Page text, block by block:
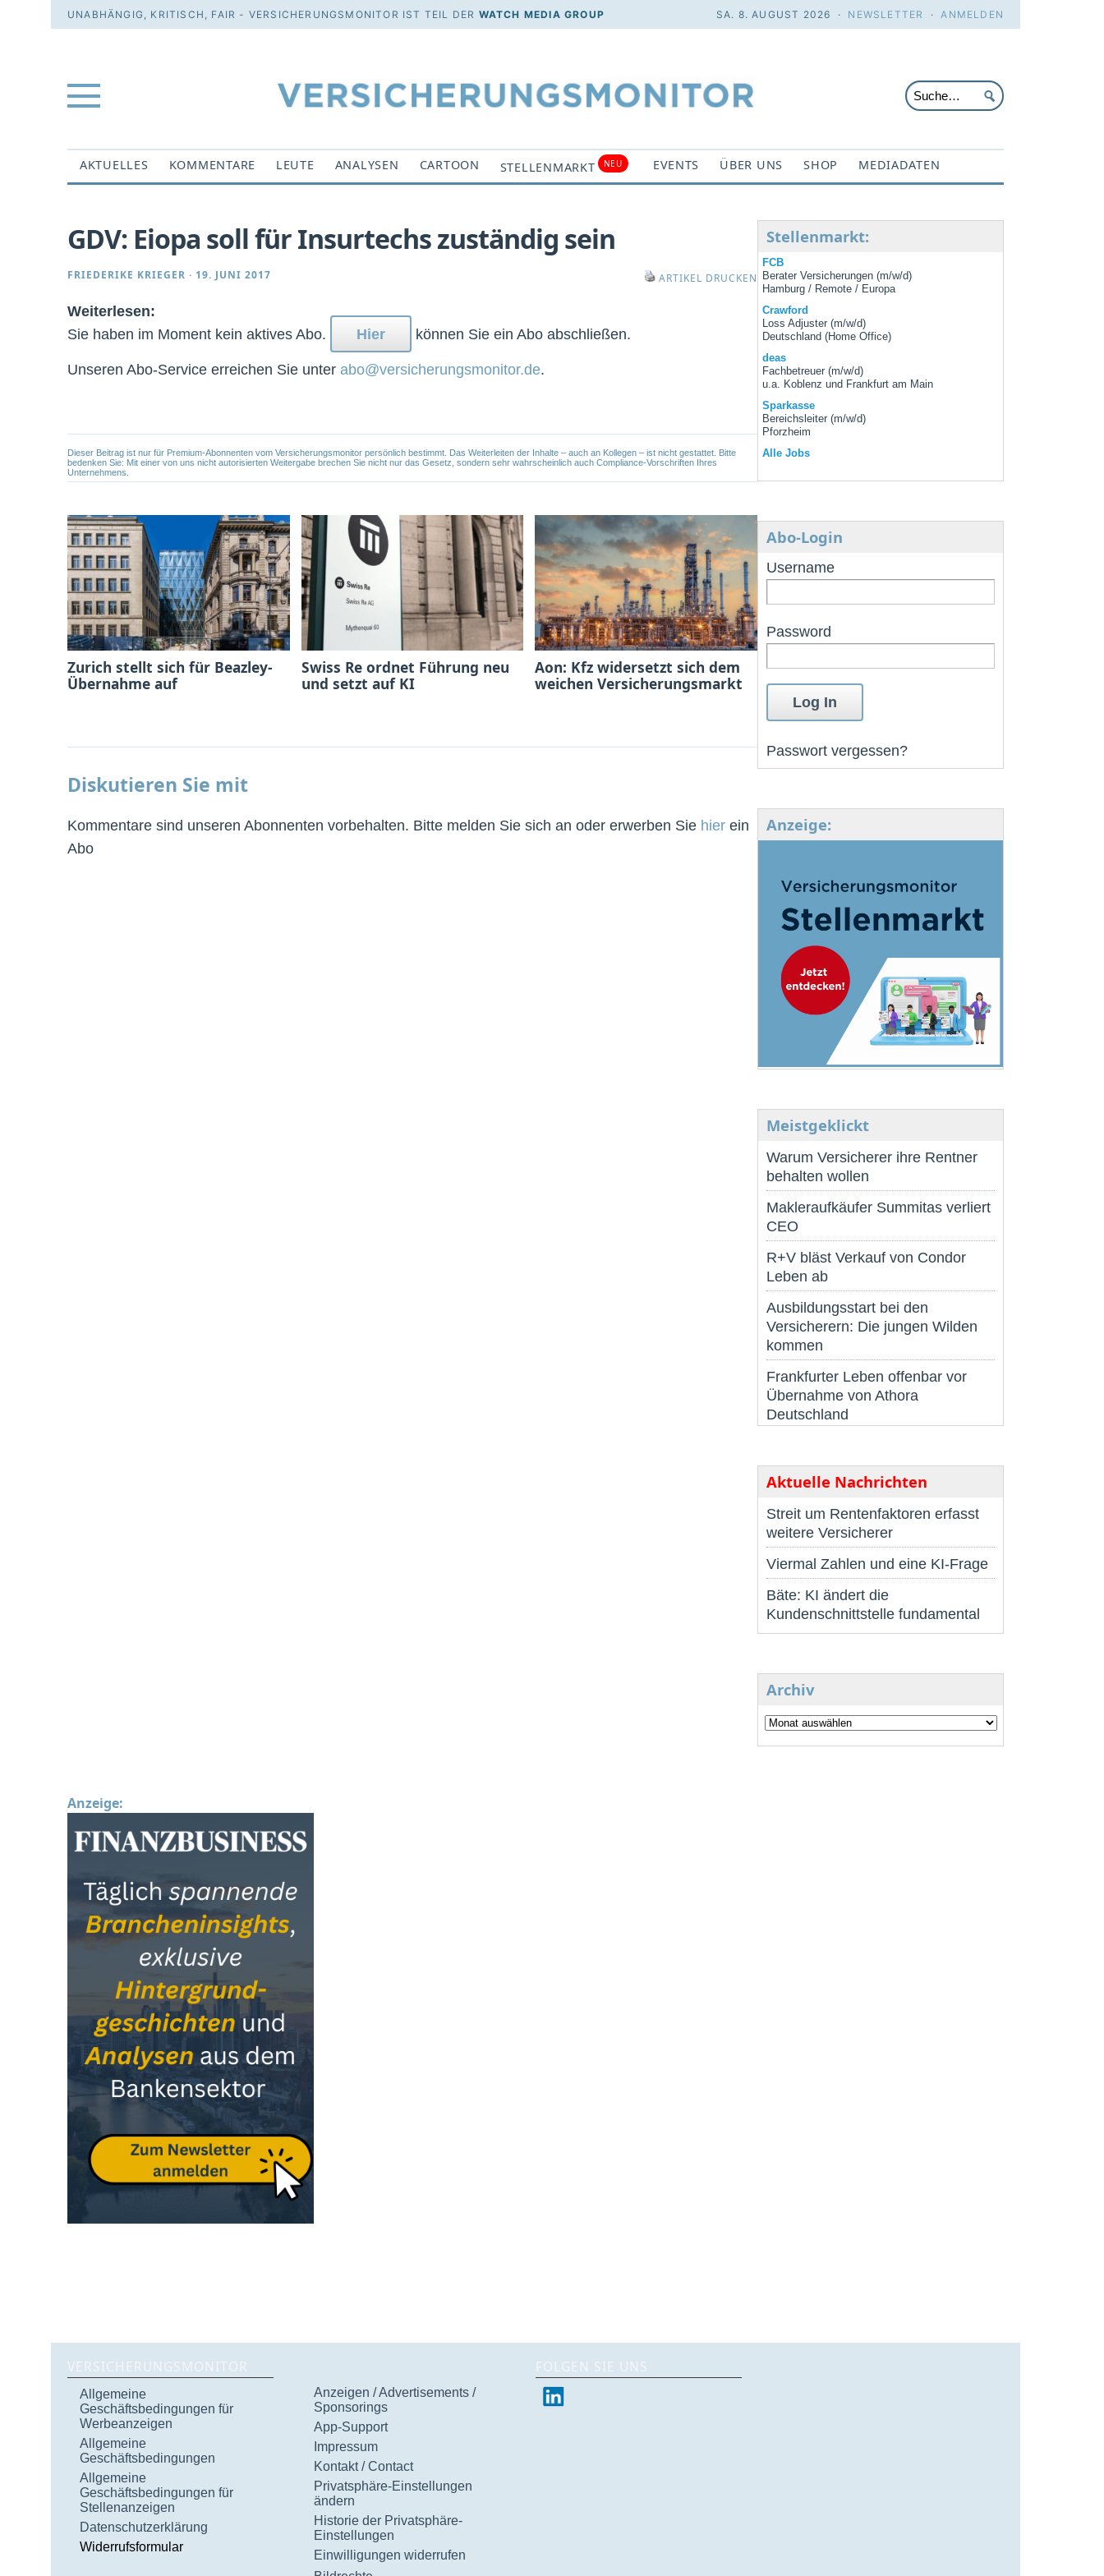
UNABHÄNGIG, KRITISCH, FAIR - VERSICHERUNGSMONITOR IST TEIL DER WATCH MEDIA GROUP SA. 8. AUGUST 2026 · NEWSLETTER ·ANMELDEN
AKTUELLES KOMMENTARE LEUTE ANALYSEN CARTOON STELLENMARKT NEU EVENTS ÜBER UNS SHOP MEDIADATEN
GDV: Eiopa soll für Insurtechs zuständig sein
FRIEDERIKE KRIEGER · 19. JUNI 2017 ARTIKEL DRUCKEN
Weiterlesen:
Sie haben im Moment kein aktives Abo.
Hier können Sie ein Abo abschließen.
Unseren Abo-Service erreichen Sie unter abo@versicherungsmonitor.de.
Dieser Beitrag ist nur für Premium-Abonnenten vom Versicherungsmonitor persönlich bestimmt. Das Weiterleiten der Inhalte – auch an Kollegen – ist nicht gestattet. Bitte
bedenken Sie: Mit einer von uns nicht autorisierten Weitergabe brechen Sie nicht nur das Gesetz, sondern sehr wahrscheinlich auch Compliance-Vorschriften Ihres
Unternehmens.
Zurich stellt sich für Beazley-
Übernahme auf
Swiss Re ordnet Führung neu
und setzt auf KI
Aon: Kfz widersetzt sich dem
weichen Versicherungsmarkt
Diskutieren Sie mit
Kommentare sind unseren Abonnenten vorbehalten. Bitte melden Sie sich an oder erwerben Sie hier ein
Abo
Stellenmarkt:
FCB
Berater Versicherungen (m/w/d)
Hamburg / Remote / Europa
Crawford
Loss Adjuster (m/w/d)
Deutschland (Home Office)
deas
Fachbetreuer (m/w/d)
u.a. Koblenz und Frankfurt am Main
Sparkasse
Bereichsleiter (m/w/d)
Pforzheim
Alle Jobs
Abo-Login
Username
Password
Passwort vergessen?
Anzeige:
Meistgeklickt
Warum Versicherer ihre Rentner
behalten wollen
Makleraufkäufer Summitas verliert
CEO
R+V bläst Verkauf von Condor
Leben ab
Ausbildungsstart bei den
Versicherern: Die jungen Wilden
kommen
Frankfurter Leben offenbar vor
Übernahme von Athora
Deutschland
Aktuelle Nachrichten
Streit um Rentenfaktoren erfasst
weitere Versicherer
Viermal Zahlen und eine KI-Frage
Bäte: KI ändert die
Kundenschnittstelle fundamental
Archiv
Anzeige:
VERSICHERUNGSMONITOR
Allgemeine
Geschäftsbedingungen für
Werbeanzeigen
Allgemeine
Geschäftsbedingungen
Allgemeine
Geschäftsbedingungen für
Stellenanzeigen
Datenschutzerklärung
Widerrufsformular
Anzeigen / Advertisements /
Sponsorings
App-Support
Impressum
Kontakt / Contact
Privatsphäre-Einstellungen
ändern
Historie der Privatsphäre-
Einstellungen
Einwilligungen widerrufen
FOLGEN SIE UNS